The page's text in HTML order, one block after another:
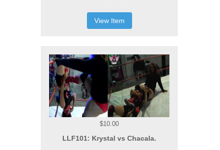
View Item
$10.00
LLF101: Krystal vs Chacala.